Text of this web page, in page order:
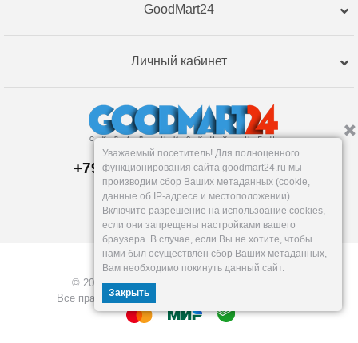
GoodMart24
Личный кабинет
+79120359762, +79120359761
Пункт выдачи:
Пермь ,Бригадирская, 16
Пн-Пт: 9-18:30, Сб: 10-16, Вс: вых.
info@goodmart24.ru
© 2026, GoodMart24.ru — Склад низких цен.
Все права защищены. Разработка —
Уважаемый посетитель! Для полноценного
функционирования сайта goodmart24.ru мы
производим сбор Ваших метаданных (cookie,
данные об IP-адресе и местоположении).
Включите разрешение на использоание cookies,
если они запрещены настройками вашего
браузера. В случае, если Вы не хотите, чтобы
нами был осуществлён сбор Ваших метаданных,
Вам необходимо покинуть данный сайт.
Закрыть